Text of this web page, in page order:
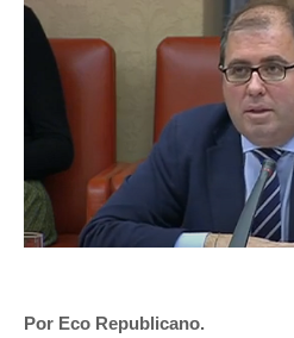
Por Eco Republicano.